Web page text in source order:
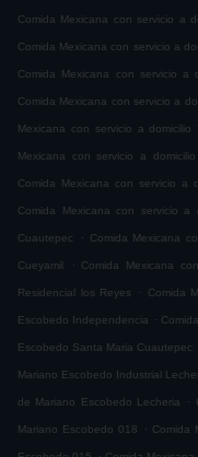
Comida Mexicana con servicio a
Comida Mexicana con servicio a
Comida Mexicana con servicio a
Comida Mexicana con servicio a
Mexicana con servicio a
Mexicana con servicio a
Comida Mexicana con servicio a
Comida Mexicana con servicio
Cuautepec . Comida Mexicana
Cueyamil . Comida Mexicana
Residencial los Reyes . Comida
Escobedo Independencia .
Escobedo Santa Maria Cuautepec
Mariano Escobedo Industrial
de Mariano Escobedo Lecheria .
Mariano Escobedo 018 . Comida
.